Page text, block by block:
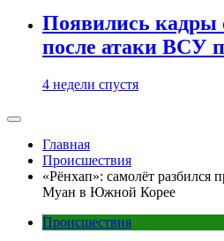
Появились кадры
после атаки ВСУ
4 недели спустя
Главная
Происшествия
«Рёнхап»: самолёт разбился
Муан в Южной Корее
Происшествия